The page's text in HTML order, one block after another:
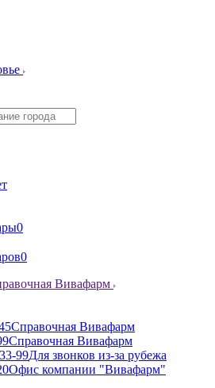
0
0
Вивафарм
Справочная Вивафарм
Справочная Вивафарм
99Для звонков из-за рубежа
Офис компании "Вивафарм"